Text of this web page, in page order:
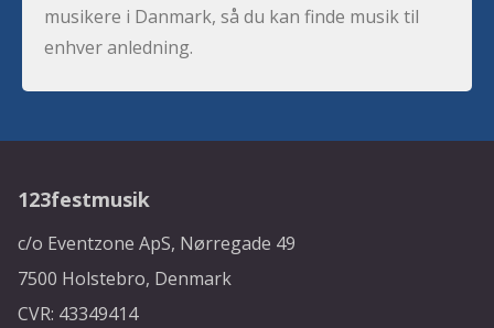
musikere i Danmark, så du kan finde musik til
enhver anledning.
123festmusik
c/o Eventzone ApS, Nørregade 49
7500 Holstebro, Denmark
CVR: 43349414